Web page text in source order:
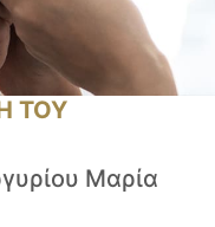
ΤΟΥ
Μαρία